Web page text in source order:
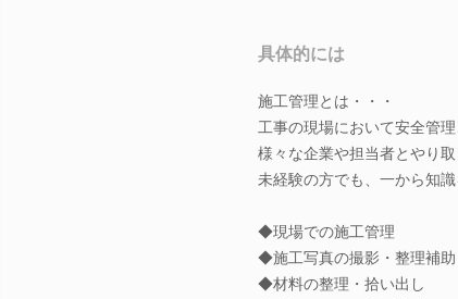
具体的には
施工管理とは・・・
工事の現場において安全管
様々な企業や担当者とやり取
未経験の方でも、一から知
◆現場での施工管理
◆施工写真の撮影・整理補助
◆材料の整理・拾い出し